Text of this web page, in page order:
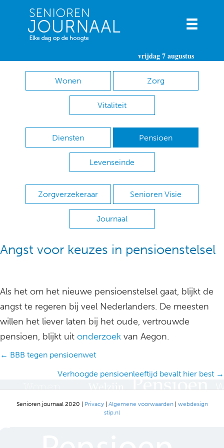
vrijdag 7 augustus
Wonen Zorg
Vitaliteit
Diensten Pensioen
Levenseinde
Zorgverzekeraar Senioren Visie
Journaal
Angst voor keuzes in pensioenstelsel
Als het om het nieuwe pensioenstelsel gaat, blijkt de
angst te regeren bij veel Nederlanders. De meesten
willen het liever laten bij het oude, vertrouwde
pensioen, blijkt uit onderzoek van Aegon.
Posts
← BBB tegen pensioenwet
Verhoogde pensioenleeftijd bevalt hier best →
Senioren journaal 2020 | Privacy| Algemene voorwaarden| webdesign
stip.nl